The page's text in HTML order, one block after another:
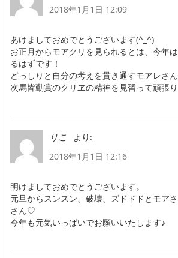
2018年1月1日 12:09
あけましておめでとうございます(^_^)
お正月からモアクリを見られるとは、今年
るはずです！
どっしりと自分の考えを貫き通すモアレさ
次馬皆勤賞のクリヱの精神を見習って頑張
りこ
より:
2018年1月1日 12:16
明けましておめでとうございます。
元旦からスンスン、破壊、ズドドドとモア
さん♡
今年も元気いっぱいでお願いいたします♪